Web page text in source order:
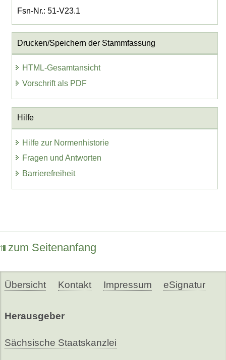
Fsn-Nr.: 51-V23.1
Drucken/Speichern der Stammfassung
HTML-Gesamtansicht
Vorschrift als PDF
Hilfe
Hilfe zur Normenhistorie
Fragen und Antworten
Barrierefreiheit
zum Seitenanfang
Übersicht Kontakt Impressum eSignatur
Herausgeber
Sächsische Staatskanzlei